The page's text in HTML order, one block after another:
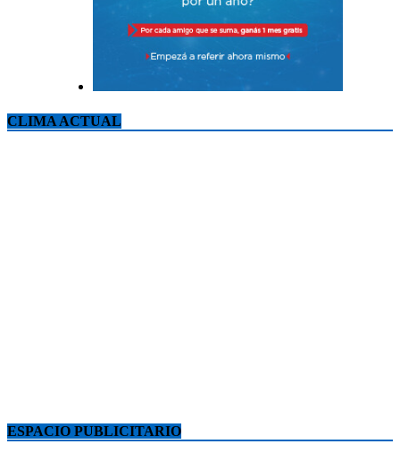
CLIMA ACTUAL
ESPACIO PUBLICITARIO